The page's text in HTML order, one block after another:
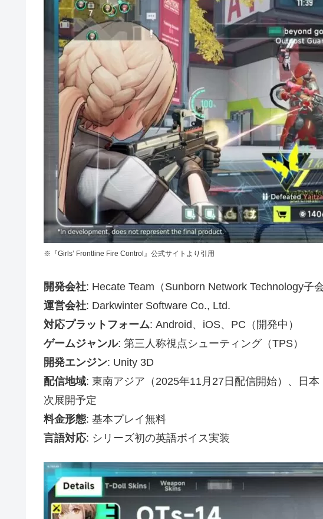
※『Girls’ Frontline Fire Control』公式サイトより引用
開発会社: Hecate Team（Sunborn Network Technology子会
運営会社: Darkwinter Software Co., Ltd.
対応プラットフォーム: Android、iOS、PC（開発中）
ゲームジャンル: 第三人称視点シューティング（TPS）
開発エンジン: Unity 3D
配信地域: 東南アジア（2025年11月27日配信開始）、日
次展開予定
料金形態: 基本プレイ無料
言語対応: シリーズ初の英語ボイス実装